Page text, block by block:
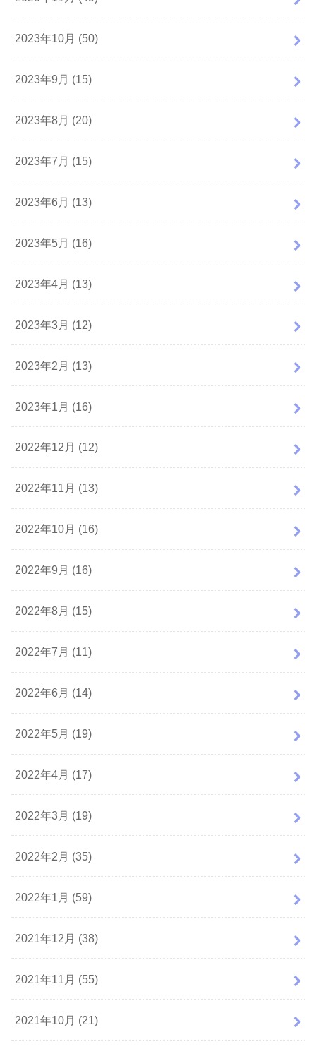
2023年10月 (50)
2023年9月 (15)
2023年8月 (20)
2023年7月 (15)
2023年6月 (13)
2023年5月 (16)
2023年4月 (13)
2023年3月 (12)
2023年2月 (13)
2023年1月 (16)
2022年12月 (12)
2022年11月 (13)
2022年10月 (16)
2022年9月 (16)
2022年8月 (15)
2022年7月 (11)
2022年6月 (14)
2022年5月 (19)
2022年4月 (17)
2022年3月 (19)
2022年2月 (35)
2022年1月 (59)
2021年12月 (38)
2021年11月 (55)
2021年10月 (21)